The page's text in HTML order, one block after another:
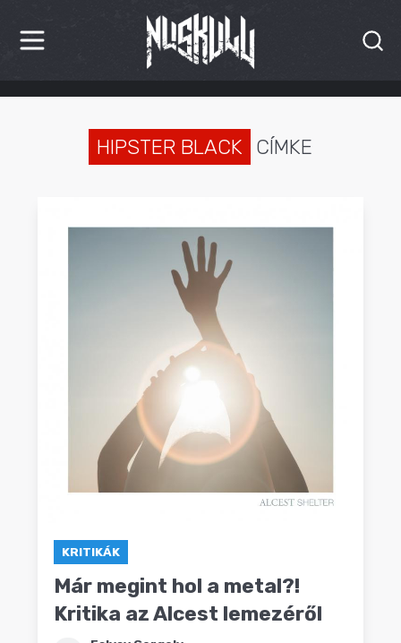
HÍREK
INTERJÚK
HIPSTER BLACK CÍMKE
KRITIKÁK
Már megint hol a metal?!
Kritika az Alcest lemezéről